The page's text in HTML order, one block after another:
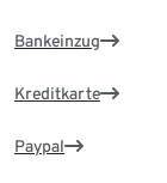
Bankeinzug
Kreditkarte
Paypal